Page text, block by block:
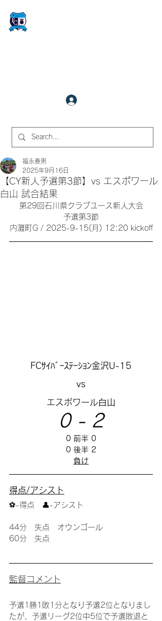
【CY新人予選第3節】vs エスポワール
白山 試合結果
福永泰男
2025年9月16日
第29回石川県クラブユース新人大会
予選第3節
内灘町G / 2025-9-15(月) 12:20 kickoff
FCｻｲﾊﾞｰｽﾃｰｼｮﾝ金沢U-15
vs
エスポワール白山
0 - 2
0 前半 0
0 後半 2
負け
得点/アシスト
⚽️-得点　👤-アシスト
44分　失点　オウンゴール
60分　失点
監督コメント
予選1勝1敗1分となり予選2位となりまし
たが、予選リーグ2位中5位で予選敗退と